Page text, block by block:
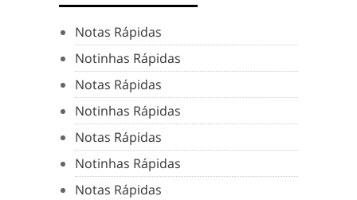
Notas Rápidas
Notinhas Rápidas
Notas Rápidas
Notinhas Rápidas
Notas Rápidas
Notinhas Rápidas
Notas Rápidas